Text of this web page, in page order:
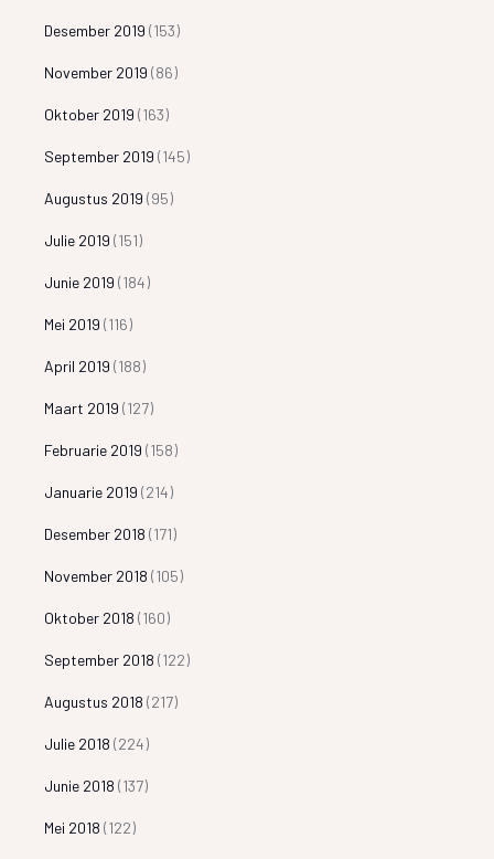
Desember 2019 (153)
November 2019 (86)
Oktober 2019 (163)
September 2019 (145)
Augustus 2019 (95)
Julie 2019 (151)
Junie 2019 (184)
Mei 2019 (116)
April 2019 (188)
Maart 2019 (127)
Februarie 2019 (158)
Januarie 2019 (214)
Desember 2018 (171)
November 2018 (105)
Oktober 2018 (160)
September 2018 (122)
Augustus 2018 (217)
Julie 2018 (224)
Junie 2018 (137)
Mei 2018 (122)